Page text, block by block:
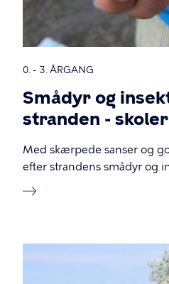
0. - 3. ÅRGANG
Smådyr og
stranden - skoler
Med skærpede sanser og
efter strandens smådyr og